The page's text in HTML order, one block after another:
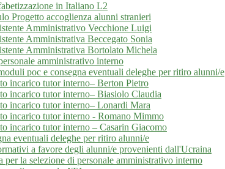
in Italiano L2
Progetto accoglienza alunni stranieri
Amministrativo Vecchione Luigi
Amministrativa Beccegato Sonia
Amministrativa Bortolato Michela
amministrativo interno
poc e consegna eventuali deleghe per ritiro alunni/e
incarico tutor interno– Berton Pietro
incarico tutor interno– Biasiolo Claudia
incarico tutor interno– Lonardi Mara
incarico tutor interno - Romano Mimmo
incarico tutor interno – Casarin Giacomo
eventuali deleghe per ritiro alunni/e
a favore degli alunni/e provenienti dall'Ucraina
la selezione di personale amministrativo interno